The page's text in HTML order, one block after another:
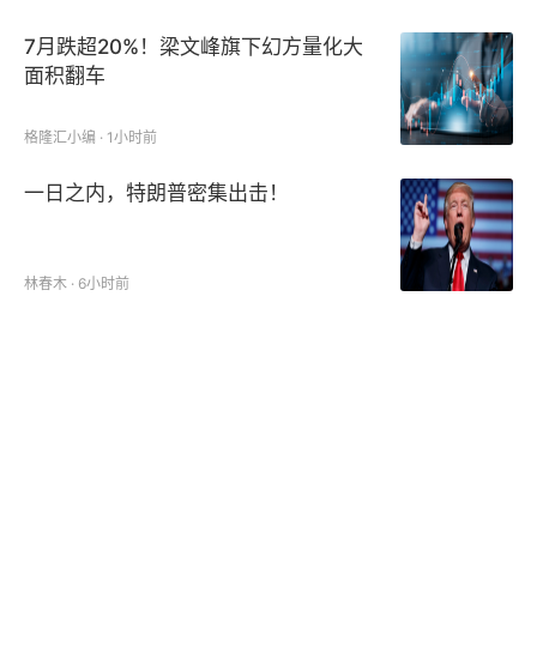
7月跌超20%！梁文峰旗下幻方量化大
面积翻车
格隆汇小编 · 1小时前
一日之内，特朗普密集出击！
林春木 · 6小时前